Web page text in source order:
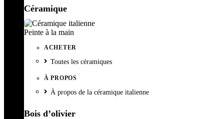
Céramique
Peinte à la main
ACHETER
Toutes les céramiques
À PROPOS
À propos de la céramique italienne
Bois d’olivier